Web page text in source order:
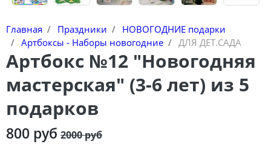
Главная Праздники
НОВОГОДНИЕ подарки
Артбоксы - Наборы новогодние
ДЛЯ ДЕТ.САДА
Артбокс №12 "Новогодняя
мастерская" (3-6 лет) из 5
подарков
800 руб 2000 руб